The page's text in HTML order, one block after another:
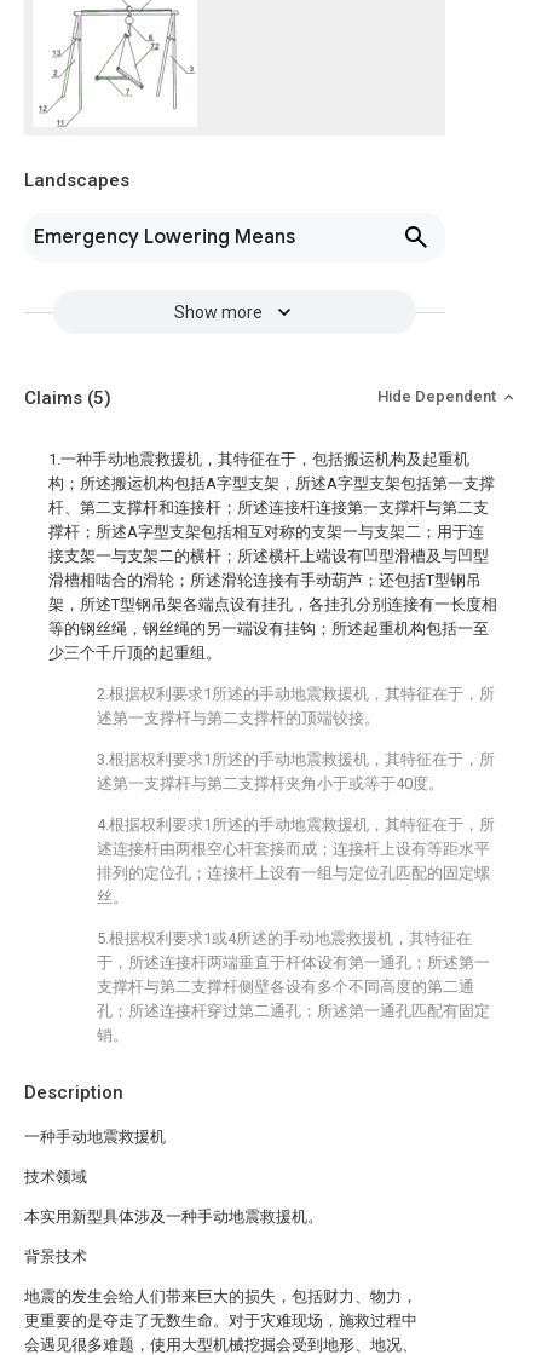
Landscapes
Emergency Lowering Means
Show more
Description
一种手动地震救援机
技术领域
本实用新型具体涉及一种手动地震救援机。
背景技术
地震的发生会给人们带来巨大的损失，包括财力、物力，
更重要的是夺走了无数生命。对于灾难现场，施救过程中
会遇见很多难题，使用大型机械挖掘会受到地形、地况、
Claims (5) Hide Dependent
1.一种手动地震救援机，其特征在于，包括搬运机构及起重机
构；所述搬运机构包括A字型支架，所述A字型支架包括第一支撑
杆、第二支撑杆和连接杆；所述连接杆连接第一支撑杆与第二支
撑杆；所述A字型支架包括相互对称的支架一与支架二；用于连
接支架一与支架二的横杆；所述横杆上端设有凹型滑槽及与凹型
滑槽相啮合的滑轮；所述滑轮连接有手动葫芦；还包括T型钢吊
架，所述T型钢吊架各端点设有挂孔，各挂孔分别连接有一长度相
等的钢丝绳，钢丝绳的另一端设有挂钩；所述起重机构包括一至
少三个千斤顶的起重组。
2.根据权利要求1所述的手动地震救援机，其特征在于，所
述第一支撑杆与第二支撑杆的顶端铰接。
3.根据权利要求1所述的手动地震救援机，其特征在于，所
述第一支撑杆与第二支撑杆夹角小于或等于40度。
4.根据权利要求1所述的手动地震救援机，其特征在于，所
述连接杆由两根空心杆套接而成；连接杆上设有等距水平
排列的定位孔；连接杆上设有一组与定位孔匹配的固定螺
丝。
5.根据权利要求1或4所述的手动地震救援机，其特征在
于，所述连接杆两端垂直于杆体设有第一通孔；所述第一
支撑杆与第二支撑杆侧壁各设有多个不同高度的第二通
孔；所述连接杆穿过第二通孔；所述第一通孔匹配有固定
销。